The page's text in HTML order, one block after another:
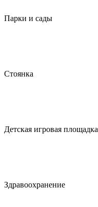
Парки и сады
Стоянка
Детская игровая площадка
Здравоохранение